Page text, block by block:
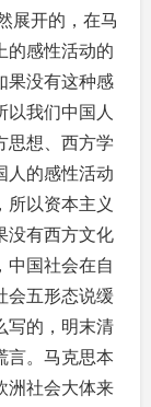
展开的，在马
的感性活动的
果没有这种感
以我们中国人
思想、西方学
人的感性活动
所以资本主义
没有西方文化
中国社会在自
会五形态说缓
写的，明末清
言。马克思本
洲社会大体来